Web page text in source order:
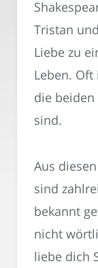
Tristan
Liebe zu
Leben. Oft
die
sind.
Aus
sind
bekannt
nicht
liebe dich